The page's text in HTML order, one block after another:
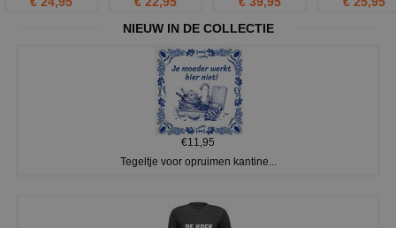
NIEUW IN DE COLLECTIE
€11,95
Tegeltje voor opruimen kantine...